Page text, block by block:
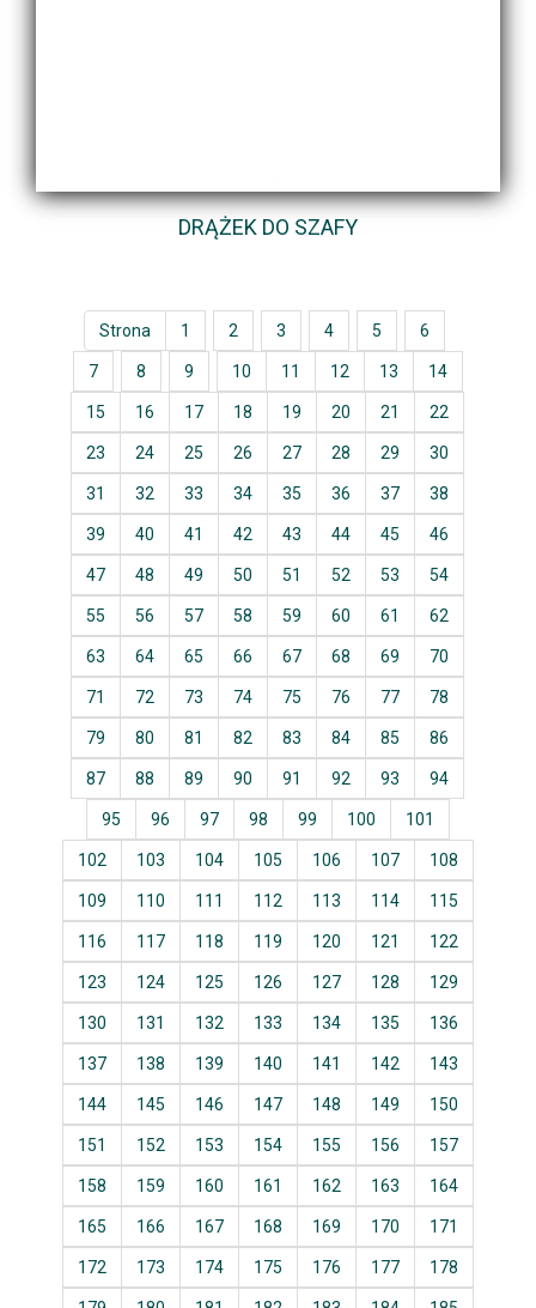
DRĄŻEK DO SZAFY
Strona 1 2 3 4 5 6
7 8 9 10 11 12 13 14
15 16 17 18 19 20 21 22
23 24 25 26 27 28 29 30
31 32 33 34 35 36 37 38
39 40 41 42 43 44 45 46
47 48 49 50 51 52 53 54
55 56 57 58 59 60 61 62
63 64 65 66 67 68 69 70
71 72 73 74 75 76 77 78
79 80 81 82 83 84 85 86
87 88 89 90 91 92 93 94
95 96 97 98 99 100 101
102 103 104 105 106 107 108
109 110 111 112 113 114 115
116 117 118 119 120 121 122
123 124 125 126 127 128 129
130 131 132 133 134 135 136
137 138 139 140 141 142 143
144 145 146 147 148 149 150
151 152 153 154 155 156 157
158 159 160 161 162 163 164
165 166 167 168 169 170 171
172 173 174 175 176 177 178